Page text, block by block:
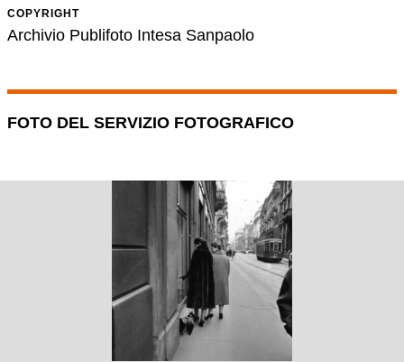
COPYRIGHT
Archivio Publifoto Intesa Sanpaolo
FOTO DEL SERVIZIO FOTOGRAFICO